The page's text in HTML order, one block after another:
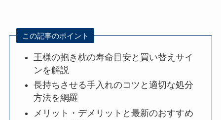
この記事のポイント
王様の抱き枕の寿命目安と買い替えサイ
ンを解説
長持ちさせる手入れのコツと適切な処分
方法を網羅
メリット・デメリットと最新のおすすめ